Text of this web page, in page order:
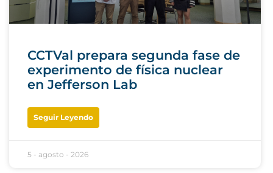
CCTVal prepara segunda fase de
experimento de física nuclear
en Jefferson Lab
Seguir Leyendo
5 - agosto - 2026